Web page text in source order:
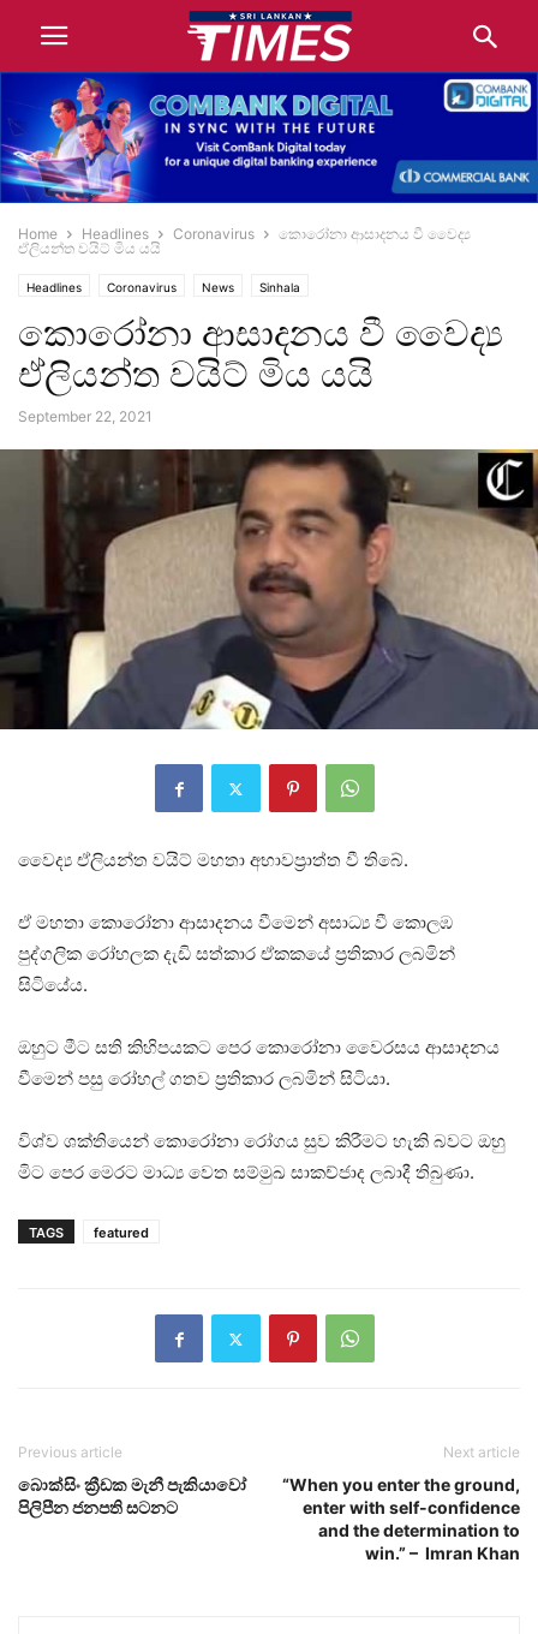
Home Headlines Coronavirus
කොරෝනා ආසාදනය වී වෛද්‍ය
ඒලියන්ත වයිට් මිය යයි
Headlines Coronavirus News Sinhala
කොරෝනා ආසාදනය වී වෛද්‍ය
ඒලියන්ත වයිට් මිය යයි
September 22, 2021
වෛද්‍ය ඒලියන්ත වයිට් මහතා අභාවප‍්‍රාත්ත වී තිබේ.
ඒ මහතා කොරෝනා ආසාදනය වීමෙන් අසාධ්‍ය වී කොලඹ
පුද්ගලික රෝහලක දැඩි සත්කාර ඒකකයේ ප‍්‍රතිකාර ලබමින්
සිටියේය.
ඔහුට මීට සති කිහිපයකට පෙර කොරෝනා වෛරසය ආසාදනය
වීමෙන් පසු රෝහල් ගතව ප්‍රතිකාර ලබමින් සිටියා.
විශ්ව ශක්තියෙන් කොරෝනා රෝගය සුව කිරීමට හැකි බවට ඔහු
මිට පෙර මෙරට මාධ්‍ය වෙත සම්මුඛ සාකච්ජාද ලබාදී තිබුණා.
TAGS featured
Previous article
බොක්සිං ක්‍රීඩක මැනී පැකියාවෝ
පිලිපීන ජනපති සටනට
Next article
“When you enter the ground,
enter with self-confidence
and the determination to
win.” – Imran Khan